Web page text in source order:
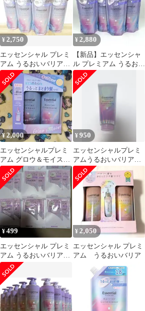
¥ 2,750
エッセンシャル プレミ
アム うるおいバリアシ
ャンプー グロウ＆モイ
スト 4つ
¥2,880
【新品】エッセンシャ
ル プレミアム うるおい
バリアシャンプー グロ
ウ＆モイスト
¥2,000
エッセンシャルプレミ
アム グロウ＆モイスト
シャンプー コンディシ
ョナー セット
¥950
エッセンシャルプレミ
アムうるおいバリアト
リートメント
¥499
エッセンシャル プレミ
アム うるおいバリアシ
ャンプー＆コンディシ
ョナー
¥ 2,050
エッセンシャル プレミ
アム うるおいバリア